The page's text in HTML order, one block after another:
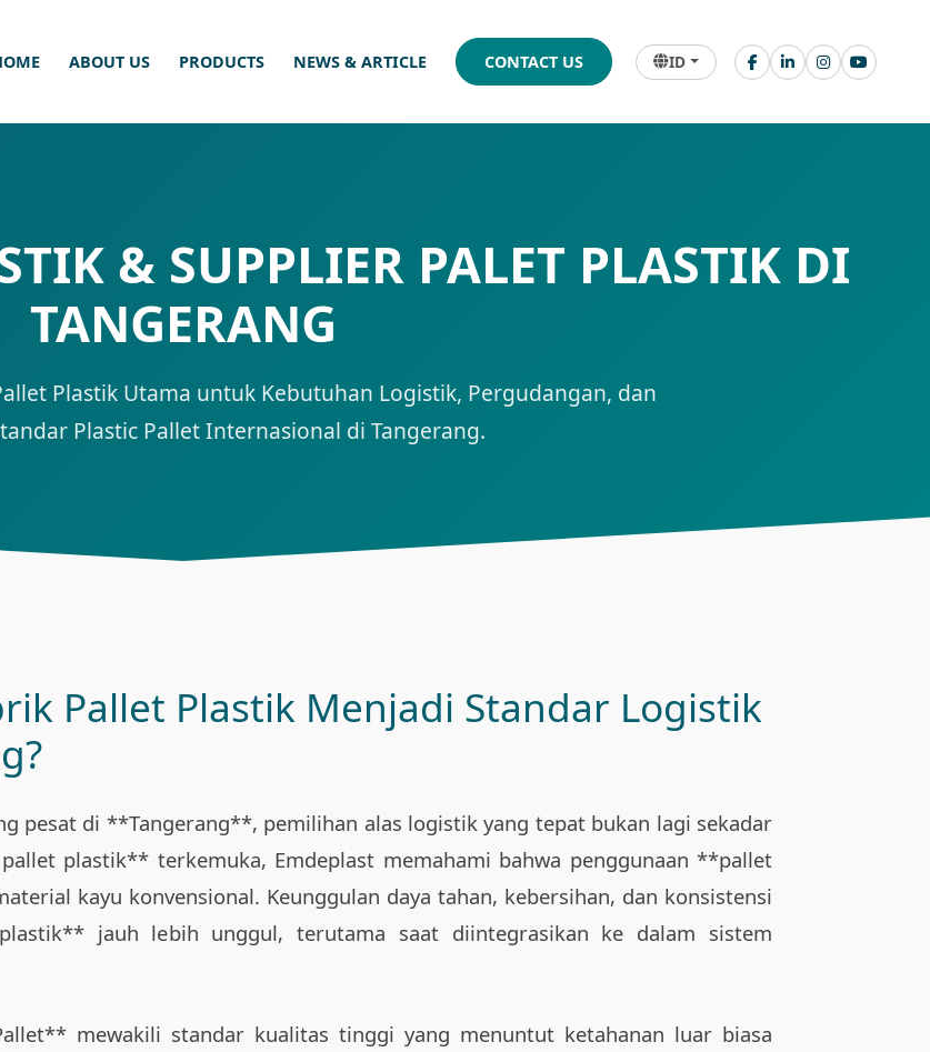
ABOUT US PRODUCTS NEWS & ARTICLE CONTACT US ID
& SUPPLIER PALET PLASTIK DI
TANGERANG
Plastik Utama untuk Kebutuhan Logistik, Pergudangan, dan
Plastic Pallet Internasional di Tangerang.
Pallet Plastik Menjadi Standar Logistik
pesat di **Tangerang**, pemilihan alas logistik yang tepat bukan lagi sekadar
plastik** terkemuka, Emdeplast memahami bahwa penggunaan **pallet
kayu konvensional. Keunggulan daya tahan, kebersihan, dan konsistensi
jauh lebih unggul, terutama saat diintegrasikan ke dalam sistem
mewakili standar kualitas tinggi yang menuntut ketahanan luar biasa